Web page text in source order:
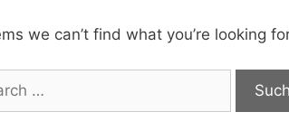
we can’t find what you’re looking